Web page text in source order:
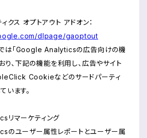
クス オプトアウト アドオン：
dlpage/gaoptout
では「Google Analyticsの広告向けの機
り、下記の機能を利用し、広告やサイト
Cookieなどのサードパーティ
います。
マーケティング
ユーザー属性レポートとユーザー属